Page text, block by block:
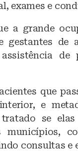
exames e
a grande
gestantes de
que
e
se
municípios,
consultas e